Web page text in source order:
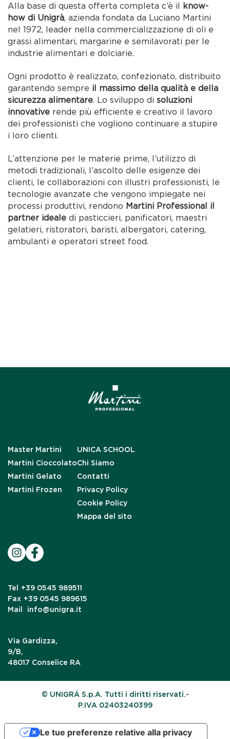
Alla base di questa offerta completa c’è il know-
how di Unigrà, azienda fondata da Luciano Martini
nel 1972, leader nella commercializzazione di oli e
grassi alimentari, margarine e semilavorati per le
industrie alimentari e dolciarie.
Ogni prodotto è realizzato, confezionato, distribuito
garantendo sempre il massimo della qualità e della
sicurezza alimentare. Lo sviluppo disoluzioni
innovative rende più efficiente e creativo il lavoro
dei professionisti che vogliono continuare a stupire
i loro clienti.
L’attenzione per le materie prime, l’utilizzo di
metodi tradizionali, l’ascolto delle esigenze dei
clienti, le collaborazioni con illustri professionisti, le
tecnologie avanzate che vengono impiegate nei
processi produttivi, rendono Martini Professional il
partner ideale di pasticcieri, panificatori, maestri
gelatieri, ristoratori, baristi, albergatori, catering,
ambulanti e operatori street food.
Master Martini
Martini Cioccolato
Martini Gelato
Martini Frozen
UNICA SCHOOL
Chi Siamo
Contatti
Privacy Policy
Cookie Policy
Mappa del sito
Tel
+39 0545 989511
Fax +39 0545 989615
Mail
info@unigra.it
Via Gardizza,
9/B,
48017 Conselice RA
© UNIGRÁ S.p.A. Tutti i diritti riservati.-
P.IVA 02403240399
Le tue preferenze relative alla privacy